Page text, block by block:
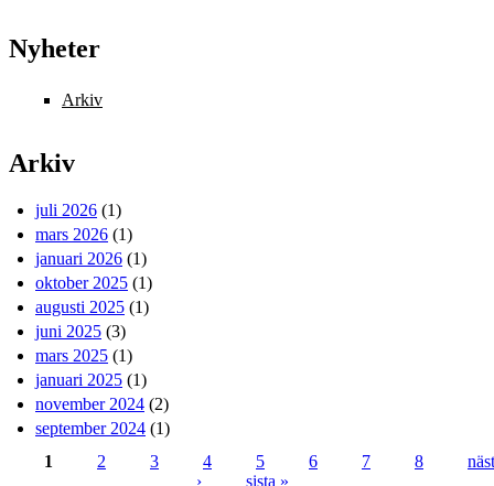
Nyheter
Arkiv
Arkiv
juli 2026 (1)
mars 2026 (1)
januari 2026 (1)
oktober 2025 (1)
augusti 2025 (1)
juni 2025 (3)
mars 2025 (1)
januari 2025 (1)
november 2024 (2)
september 2024 (1)
1 2 3 4 5 6 7 8
›
sista »